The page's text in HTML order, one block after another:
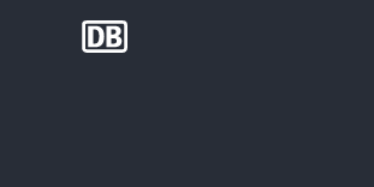
DB Group